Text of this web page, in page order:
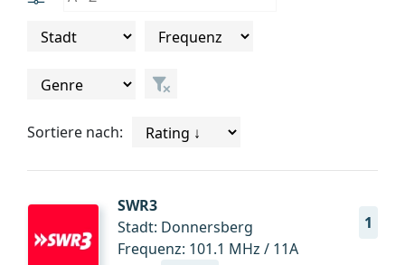
Sortiere nach:
SWR3
1
Stadt: Donnersberg
Frequenz: 101.1 MHz / 11A